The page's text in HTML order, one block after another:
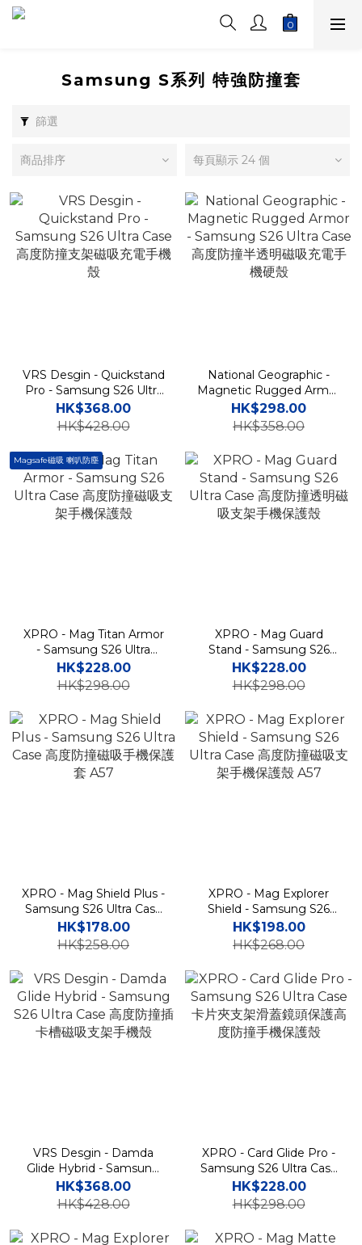
Samsung S系列 特強防撞套
篩選
商品排序 每頁顯示 24 個
VRS Desgin - Quickstand
Pro - Samsung S26 Ultra
Case 高度防撞支架磁吸充
電手機殼
HK$368.00
HK$428.00
National Geographic -
Magnetic Rugged Armor
- Samsung S26 Ultra
Case 高度防撞半透明磁吸
充電手機硬殼
HK$298.00
HK$358.00
Magsafe磁吸 喇叭防塵
XPRO - Mag Titan Armor
- Samsung S26 Ultra
Case 高度防撞磁吸支架手
機保護殼
HK$228.00
HK$298.00
XPRO - Mag Guard
Stand - Samsung S26
Ultra Case 高度防撞透明磁
吸支架手機保護殼
HK$228.00
HK$298.00
XPRO - Mag Shield Plus -
Samsung S26 Ultra Case
高度防撞磁吸手機保護套
A57
HK$178.00
HK$258.00
XPRO - Mag Explorer
Shield - Samsung S26
Ultra Case 高度防撞磁吸支
架手機保護殼 A57
HK$198.00
HK$268.00
VRS Desgin - Damda
Glide Hybrid - Samsung
S26 Ultra Case 高度防撞插
卡槽磁吸支架手機殼
HK$368.00
HK$428.00
XPRO - Card Glide Pro -
Samsung S26 Ultra Case
卡片夾支架滑蓋鏡頭保護高
度防撞手機保護殼
HK$228.00
HK$298.00